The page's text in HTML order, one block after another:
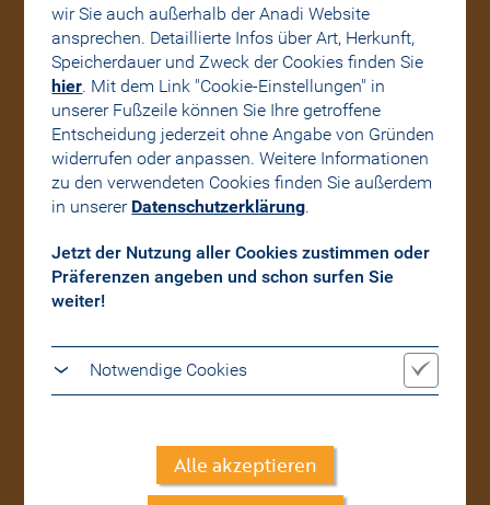
Für Sie da!
Von Mo-Fr von 08:00 - 16:30
Uhr unter +43 (0)50202 - 5400
und per E-Mail.
Wo gibt’s die MARIE?
mit MARIE.
wir Sie auch außerhalb der Anadi Website
ansprechen. Detaillierte Infos über Art, Herkunft,
Speicherdauer und Zweck der Cookies finden Sie
hier. Mit dem Link "Cookie-Einstellungen" in
unserer Fußzeile können Sie Ihre getroffene
Entscheidung jederzeit ohne Angabe von Gründen
widerrufen oder anpassen. Weitere Informationen
zu den verwendeten Cookies finden Sie außerdem
in unserer Datenschutzerklärung.
Jetzt der Nutzung aller Cookies zustimmen oder
Präferenzen angeben und schon surfen Sie
weiter!
Notwendige Cookies
alles reibungslos.
Alle akzeptieren